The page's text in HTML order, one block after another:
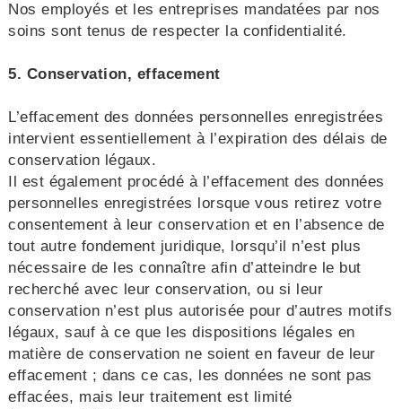
Nos employés et les entreprises mandatées par nos
soins sont tenus de respecter la confidentialité.
5. Conservation, effacement
L’effacement des données personnelles enregistrées
intervient essentiellement à l’expiration des délais de
conservation légaux.
Il est également procédé à l’effacement des données
personnelles enregistrées lorsque vous retirez votre
consentement à leur conservation et en l’absence de
tout autre fondement juridique, lorsqu’il n’est plus
nécessaire de les connaître afin d’atteindre le but
recherché avec leur conservation, ou si leur
conservation n’est plus autorisée pour d’autres motifs
légaux, sauf à ce que les dispositions légales en
matière de conservation ne soient en faveur de leur
effacement ; dans ce cas, les données ne sont pas
effacées, mais leur traitement est limité